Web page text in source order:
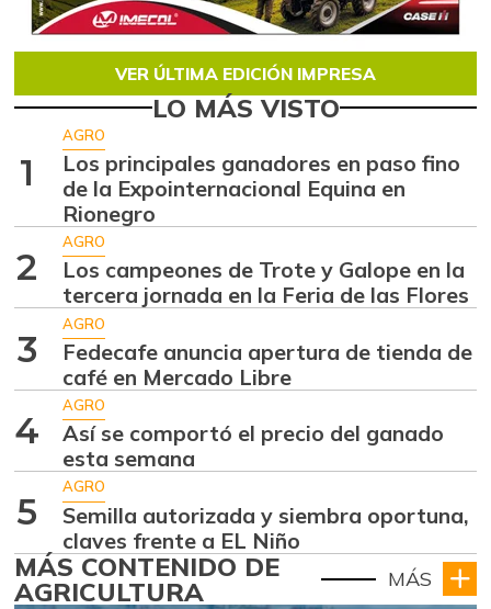
VER ÚLTIMA EDICIÓN IMPRESA
LO MÁS VISTO
1
AGRO
Los principales ganadores en paso fino
de la Expointernacional Equina en
Rionegro
2
AGRO
Los campeones de Trote y Galope en la
tercera jornada en la Feria de las Flores
3
AGRO
Fedecafe anuncia apertura de tienda de
café en Mercado Libre
4
AGRO
Así se comportó el precio del ganado
esta semana
5
AGRO
Semilla autorizada y siembra oportuna,
claves frente a EL Niño
MÁS CONTENIDO DE
AGRICULTURA MÁS